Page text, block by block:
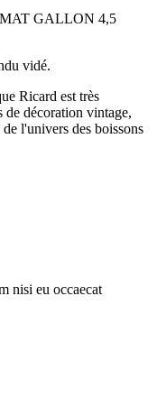
GALLON 4,5
vidé.
Ricard est très
de décoration vintage,
l'univers des boissons
nisi eu occaecat